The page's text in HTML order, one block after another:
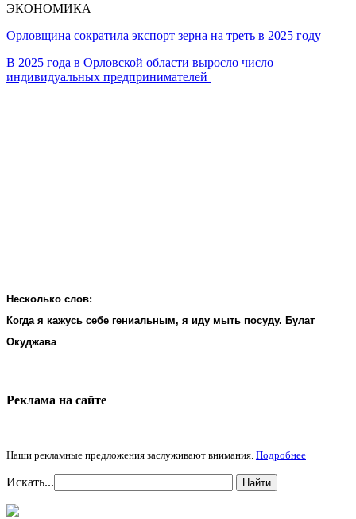
ЭКОНОМИКА
Орловщина сократила экспорт зерна на треть в 2025 году
В 2025 года в Орловской области выросло число
индивидуальных предпринимателей
Несколько слов:
Когда я кажусь себе гениальным, я иду мыть посуду. Булат
Окуджава
Реклама на cайте
Наши рекламные предложения заслуживают внимания. Подробнее
Искать... Найти